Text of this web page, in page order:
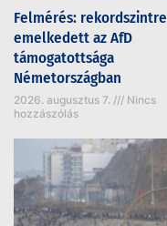
Felmérés: rekordszintre
emelkedett az AfD
támogatottsága
Németországban
2026. augusztus 7.
Nincs
hozzászólás